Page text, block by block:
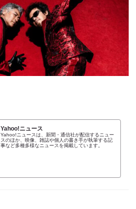
Yahoo!ニュース
Yahoo!ニュースは、新聞・通信社が配信するニュー
スのほか、映像、雑誌や個人の書き手が執筆する記
事など多種多様なニュースを掲載しています。